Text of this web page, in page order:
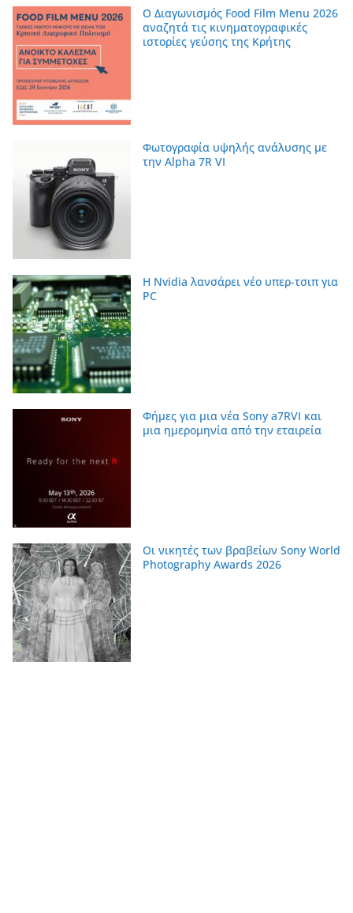
Ο Διαγωνισμός Food Film Menu 2026
αναζητά τις κινηματογραφικές
ιστορίες γεύσης της Κρήτης
Φωτογραφία υψηλής ανάλυσης με
την Alpha 7R VI
Η Nvidia λανσάρει νέο υπερ-τσιπ για
PC
Φήμες για μια νέα Sony a7RVI και
μια ημερομηνία από την εταιρεία
Οι νικητές των βραβείων Sony World
Photography Awards 2026